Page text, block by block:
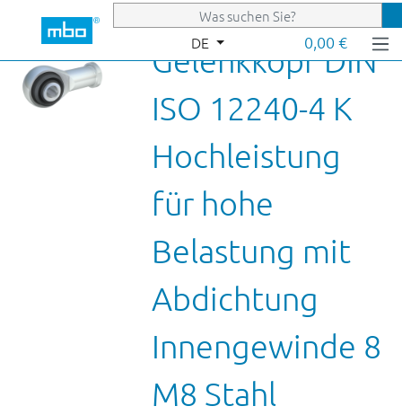
Zum Hauptinhalt springen
DE 0,00 €
Gelenkkopf DIN
ISO 12240-4 K
Hochleistung
für hohe
Belastung mit
Abdichtung
Innengewinde 8
M8 Stahl